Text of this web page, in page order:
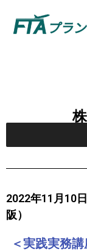
2022年11月10
阪）
＜実践実務